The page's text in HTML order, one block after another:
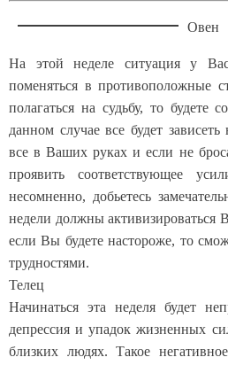
Овен
На этой неделе ситуация у
поменяться в противоположные
полагаться на судьбу, то будете
данном случае все будет
все в Ваших руках и если не
проявить соответствующее
несомненно, добьетесь
недели должны активизироваться
если Вы будете настороже, то
трудностями.
Телец
Начинаться эта неделя будет
депрессия и упадок жизненных
близких людях. Такое